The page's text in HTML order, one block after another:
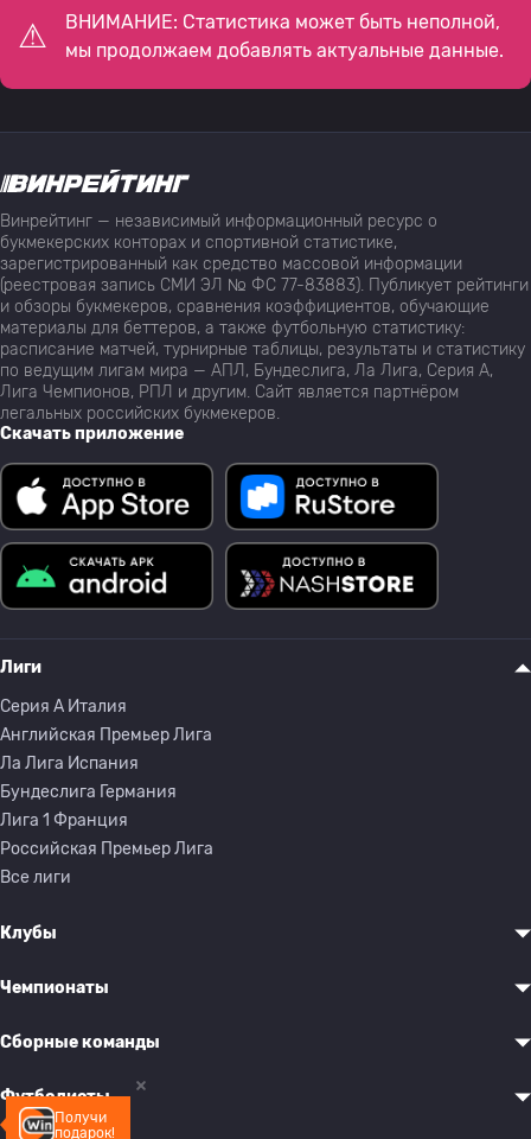
ВНИМАНИЕ: Статистика может быть неполной,
мы продолжаем добавлять актуальные данные.
Получи
подарок!
Винрейтинг — независимый информационный ресурс о
букмекерских конторах и спортивной статистике,
зарегистрированный как средство массовой информации
(реестровая запись СМИ ЭЛ № ФС 77-83883). Публикует рейтинги
и обзоры букмекеров, сравнения коэффициентов, обучающие
материалы для беттеров, а также футбольную статистику:
расписание матчей, турнирные таблицы, результаты и статистику
по ведущим лигам мира — АПЛ, Бундеслига, Ла Лига, Серия А,
Лига Чемпионов, РПЛ и другим. Сайт является партнёром
легальных российских букмекеров.
Скачать приложение
Лиги
Серия A Италия
Английская Премьер Лига
Ла Лига Испания
Бундеслига Германия
Лига 1 Франция
Российская Премьер Лига
Все лиги
Клубы
Чемпионаты
Сборные команды
Футболисты